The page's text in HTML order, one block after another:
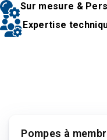
Sur mesure &
Expertise
Pompes à